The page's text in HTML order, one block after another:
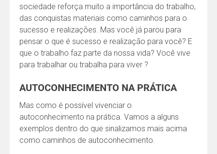
sociedade reforça muito a importância do trabalho,
das conquistas materiais como caminhos para o
sucesso e realizações. Mas você já parou para
pensar o que é sucesso e realização para você? E
que o trabalho faz parte da nossa vida? Você vive
para trabalhar ou trabalha para viver ?
AUTOCONHECIMENTO NA PRÁTICA
Mas como é possível vivenciar o
autoconhecimento na prática. Vamos a alguns
exemplos dentro do que sinalizamos mais acima
como caminhos de autoconhecimento.